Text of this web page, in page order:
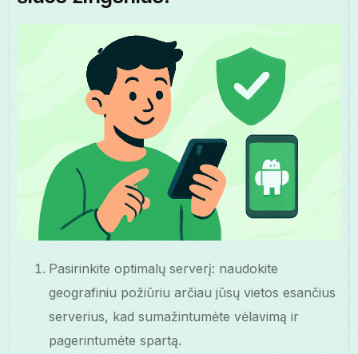
Pasirinkite optimalų serverį: naudokite
geografiniu požiūriu arčiau jūsų vietos esančius
serverius, kad sumažintumėte vėlavimą ir
pagerintumėte spartą.